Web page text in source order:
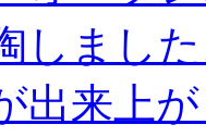
しまし
出来上